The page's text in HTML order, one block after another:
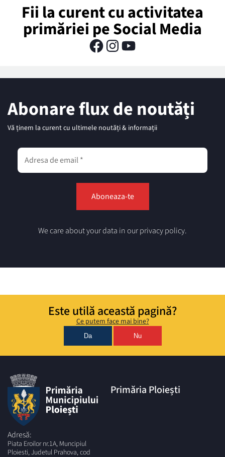
Fii la curent cu activitatea
primăriei pe Social Media
Abonare flux de noutăți
Vă ținem la curent cu ultimele noutăți & informații
We care about your data in our privacy policy.
Este utilă această pagină?
Ce putem face mai bine?
Da Nu
Adresă:
Piata Eroilor nr.1A, Muncipiul
Ploiesti, Judetul Prahova, cod
Primăria Ploiești